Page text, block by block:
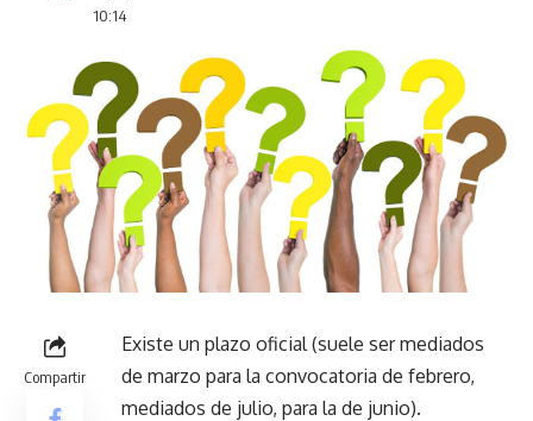
10:14
Compartir
Existe un plazo oficial (suele ser mediados
de marzo para la convocatoria de febrero,
mediados de julio, para la de junio).